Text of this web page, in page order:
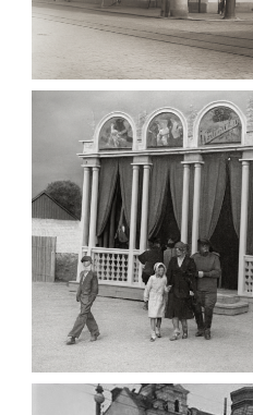
МАРІЇНСЬКА ЖІНОЧА
1903
ПАВІЛЬЙОН